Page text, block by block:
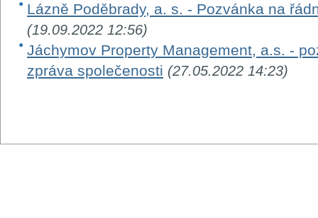
Lázně Poděbrady, a. s. - Pozvánka na
(19.09.2022 12:56)
Jáchymov Property Management, a.s. -
zpráva společenosti (27.05.2022 14:23)